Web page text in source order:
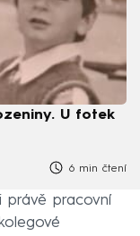
U fotek
6 min čtení
právě pracovní